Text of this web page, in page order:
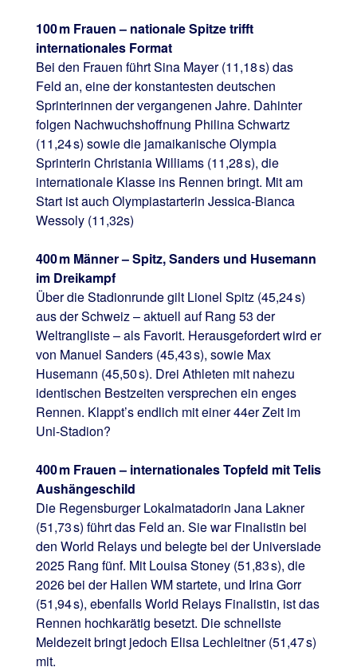
100 m Frauen – nationale Spitze trifft
internationales Format
Bei den Frauen führt Sina Mayer (11,18 s) das
Feld an, eine der konstantesten deutschen
Sprinterinnen der vergangenen Jahre. Dahinter
folgen Nachwuchshoffnung Philina Schwartz
(11,24 s) sowie die jamaikanische Olympia
Sprinterin Christania Williams (11,28 s), die
internationale Klasse ins Rennen bringt. Mit am
Start ist auch Olympiastarterin Jessica-Bianca
Wessoly (11,32s)
400 m Männer – Spitz, Sanders und Husemann
im Dreikampf
Über die Stadionrunde gilt Lionel Spitz (45,24 s)
aus der Schweiz – aktuell auf Rang 53 der
Weltrangliste – als Favorit. Herausgefordert wird er
von Manuel Sanders (45,43 s), sowie Max
Husemann (45,50 s). Drei Athleten mit nahezu
identischen Bestzeiten versprechen ein enges
Rennen. Klappt’s endlich mit einer 44er Zeit im
Uni-Stadion?
400 m Frauen – internationales Topfeld mit Telis
Aushängeschild
Die Regensburger Lokalmatadorin Jana Lakner
(51,73 s) führt das Feld an. Sie war Finalistin bei
den World Relays und belegte bei der Universiade
2025 Rang fünf. Mit Louisa Stoney (51,83 s), die
2026 bei der Hallen WM startete, und Irina Gorr
(51,94 s), ebenfalls World Relays Finalistin, ist das
Rennen hochkarätig besetzt. Die schnellste
Meldezeit bringt jedoch Elisa Lechleitner (51,47 s)
mit.